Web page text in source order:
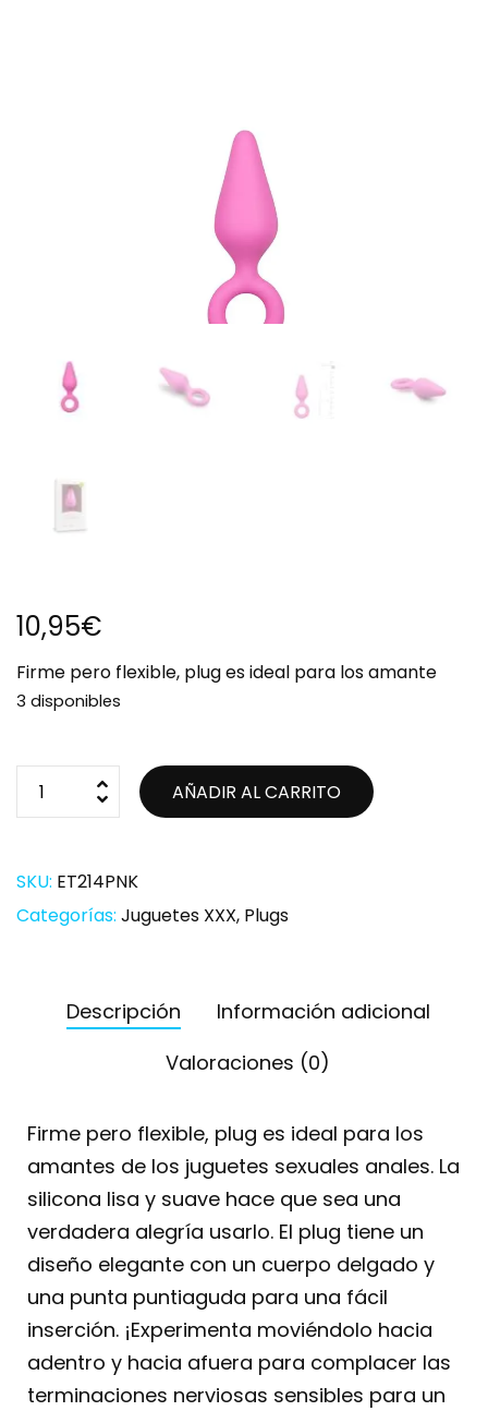
10,95€
Firme pero flexible, plug es ideal para los amante
3 disponibles
AÑADIR AL CARRITO
SKU: ET214PNK
Categorías: Juguetes XXX, Plugs
Descripción
Información adicional
Valoraciones (0)
Firme pero flexible, plug es ideal para los
amantes de los juguetes sexuales anales. La
silicona lisa y suave hace que sea una
verdadera alegría usarlo. El plug tiene un
diseño elegante con un cuerpo delgado y
una punta puntiaguda para una fácil
inserción. ¡Experimenta moviéndolo hacia
adentro y hacia afuera para complacer las
terminaciones nerviosas sensibles para un